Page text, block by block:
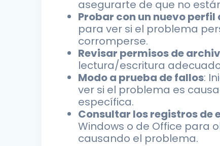
asegurarte de que no
Probar con un nuevo perfil
para ver si el problema
corromperse.
Revisar permisos de
lectura/escritura
Modo a prueba de fallos:
ver si el problema es
específica.
Consultar los registros de
Windows o de Office para
causando el problema.